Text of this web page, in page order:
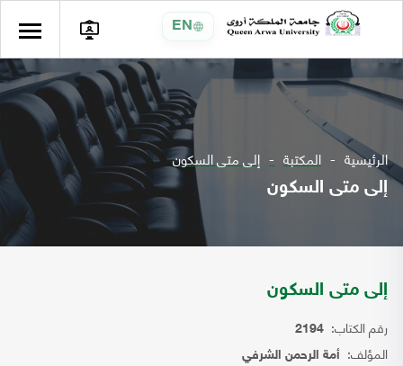
EN
الرئيسية المكتبة إلى متى السكون
إلى متى السكون
إلى متى السكون
رقم الكتاب: 2194
المؤلف: أمة الرحمن الشرفي